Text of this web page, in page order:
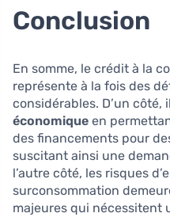
Conclusion
En somme, le crédit à la
représente à la fois des
considérables. D’un côté,
économique en
des financements pour
suscitant ainsi une
l’autre côté, les risques
surconsommation
majeures qui nécessitent